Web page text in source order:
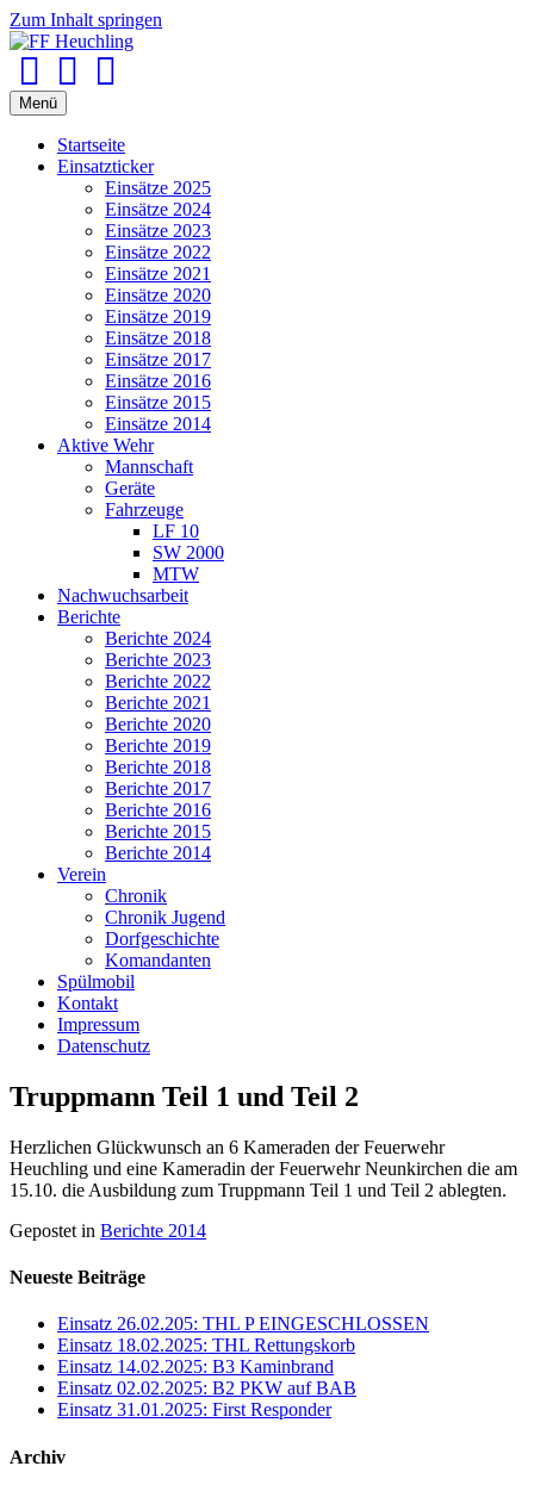
Zum Inhalt springen
Menü
Startseite
Einsatzticker
Einsätze 2025
Einsätze 2024
Einsätze 2023
Einsätze 2022
Einsätze 2021
Einsätze 2020
Einsätze 2019
Einsätze 2018
Einsätze 2017
Einsätze 2016
Einsätze 2015
Einsätze 2014
Aktive Wehr
Mannschaft
Geräte
Fahrzeuge
LF 10
SW 2000
MTW
Nachwuchsarbeit
Berichte
Berichte 2024
Berichte 2023
Berichte 2022
Berichte 2021
Berichte 2020
Berichte 2019
Berichte 2018
Berichte 2017
Berichte 2016
Berichte 2015
Berichte 2014
Verein
Chronik
Chronik Jugend
Dorfgeschichte
Komandanten
Spülmobil
Kontakt
Impressum
Datenschutz
Truppmann Teil 1 und Teil 2
Herzlichen Glückwunsch an 6 Kameraden der Feuerwehr
Heuchling und eine Kameradin der Feuerwehr Neunkirchen die am
15.10. die Ausbildung zum Truppmann Teil 1 und Teil 2 ablegten.
Gepostet in Berichte 2014
Neueste Beiträge
Einsatz 26.02.205: THL P EINGESCHLOSSEN
Einsatz 18.02.2025: THL Rettungskorb
Einsatz 14.02.2025: B3 Kaminbrand
Einsatz 02.02.2025: B2 PKW auf BAB
Einsatz 31.01.2025: First Responder
Archiv